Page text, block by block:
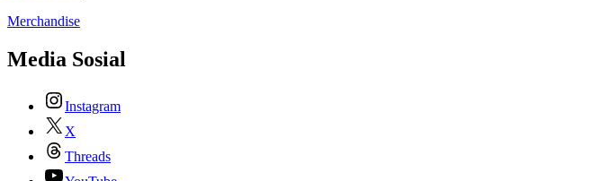
Merchandise
Media Sosial
Instagram
X
Threads